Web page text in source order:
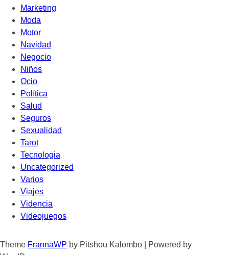
Marketing
Moda
Motor
Navidad
Negocio
Niños
Ocio
Política
Salud
Seguros
Sexualidad
Tarot
Tecnologia
Uncategorized
Varios
Viajes
Videncia
Videojuegos
Theme FrannaWP by Pitshou Kalombo
Powered by